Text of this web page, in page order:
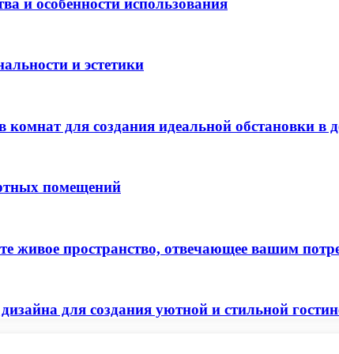
и особенности использования
и эстетики
для создания идеальной обстановки в
помещений
живое пространство, отвечающее вашим
для создания уютной и стильной